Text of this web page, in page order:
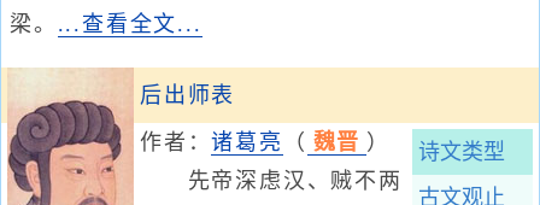
梁。 ...查看全文...
后出师表
诗文类型
古文观止
作者：诸葛亮 （ 魏晋 ）
先帝深虑汉、贼不两